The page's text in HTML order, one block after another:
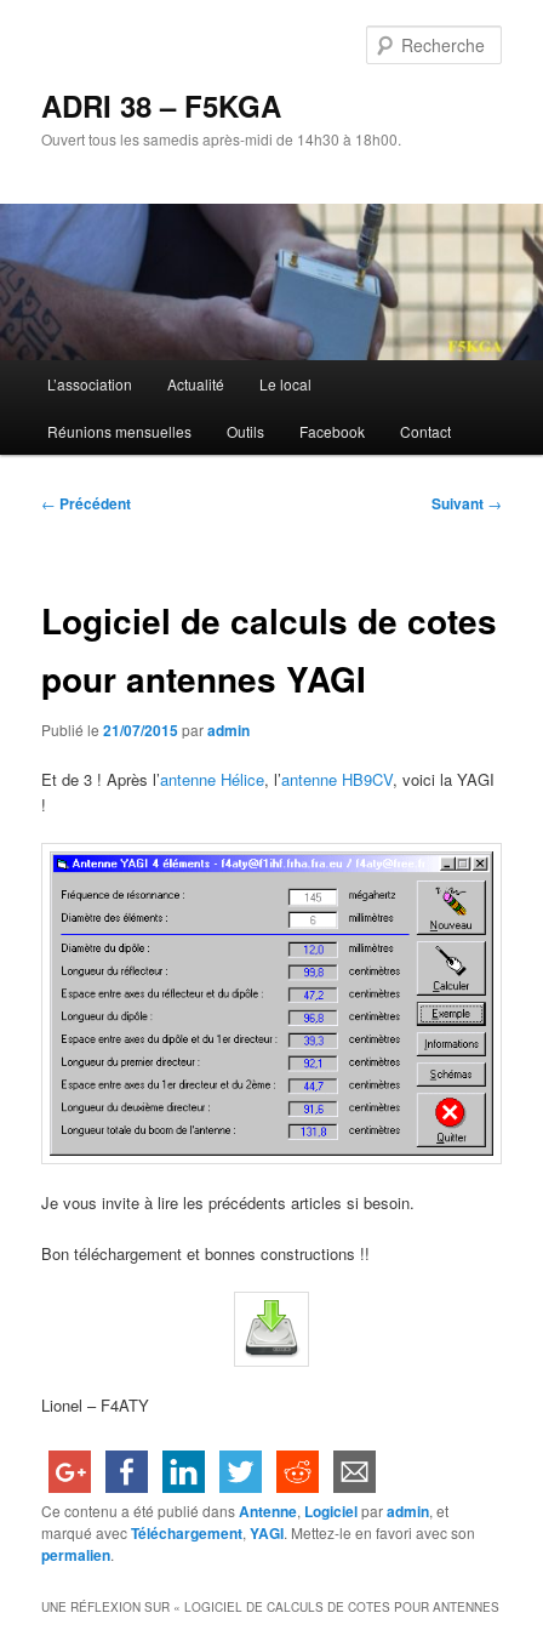
ADRI 38 – F5KGA
Ouvert tous les samedis après-midi de 14h30 à 18h00.
principal
L’association Actualité Le local
Réunions mensuelles Outils Facebook Contact
Navigation
← Précédent Suivant →
Logiciel de calculs de cotes
pour antennes YAGI
Publié le21/07/2015paradmin
Et de 3 ! Après l’antenne Hélice, l’antenne HB9CV, voici la YAGI
!
Je vous invite à lire les précédents articles si besoin.
Bon téléchargement et bonnes constructions !!
Lionel – F4ATY
Ce contenu a été publié dansAntenne, Logicielparadmin, et
marqué avecTéléchargement,YAGI. Mettez-le en favori avec son
permalien.
UNE RÉFLEXION SUR «LOGICIEL DE CALCULS DE COTES POUR ANTENNES